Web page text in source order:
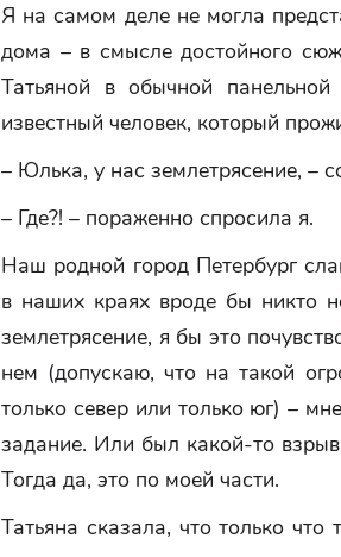
Я на самом деле не могла
дома – в смысле достойного
Татьяной в обычной
известный человек, который
– Юлька, у нас землетрясение, –
– Где?! – пораженно спросила я.
Наш родной город Петербург
в наших краях вроде бы никто
землетрясение, я бы это
нем (допускаю, что на такой
только север или только юг) –
задание. Или был какой-то
Тогда да, это по моей части.
Татьяна сказала, что только